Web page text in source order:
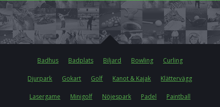
Badhus Badplats Biljard Bowling Curling
Djurpark Gokart Golf Kanot & Kajak Klättervägg
Lasergame Minigolf Nöjespark Padel Paintball